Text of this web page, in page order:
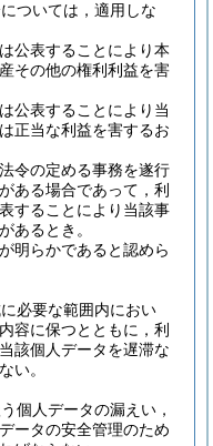
ついては，適用しな
公表することにより本
その他の権利利益を害
公表することにより当
正当な利益を害するお
令の定める事務を遂行
ある場合であって，利
することにより当該事
あるとき。
明らかであると認めら
必要な範囲内におい
容に保つとともに，利
該個人データを遅滞な
い。
個人データの漏えい，
ータの安全管理のため